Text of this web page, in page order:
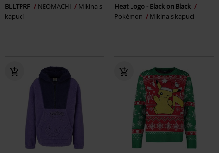
BLLTPRF NEOMACHI
Mikina s
kapucí
Heat Logo - Black on Black
Pokémon
Mikina s kapucí